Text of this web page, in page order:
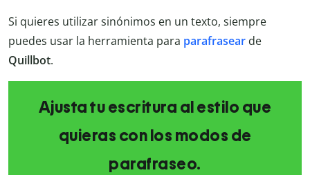
Si quieres utilizar sinónimos en un texto, siempre
puedes usar la herramienta para parafrasear de
Quillbot.
Ajusta tu escritura al estilo que
quieras con los modos de
parafraseo.